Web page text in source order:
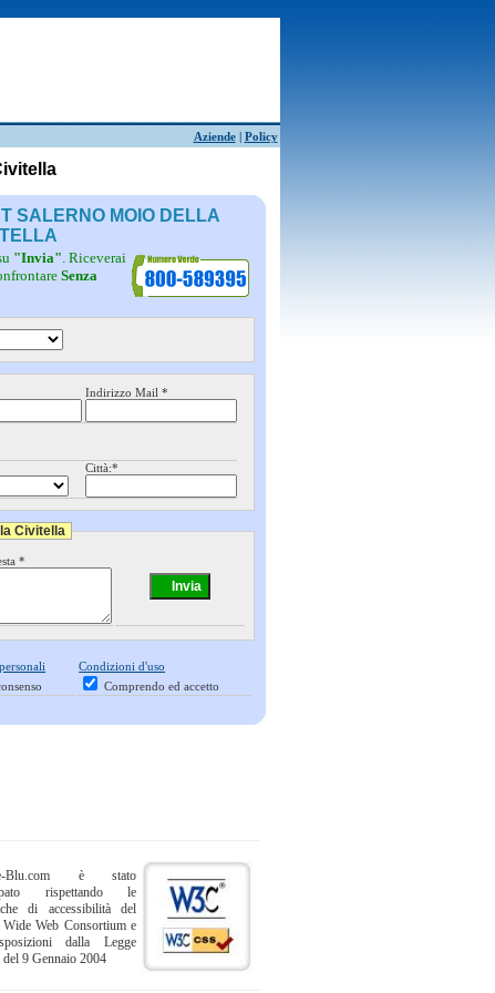
Aziende| Policy
SALERNO MOIO DELLA
"Invia". Riceverai
Senza
Indirizzo Mail *
Città:*
Civitella
*
Condizioni d'uso
Comprendo ed accetto
Blu.com è stato
rispettando le
di accessibilità del
Web Consortium e
dalla Legge
del 9 Gennaio 2004